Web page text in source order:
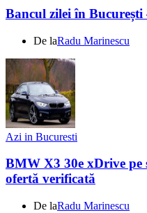
Bancul zilei în București
De laRadu Marinescu
Azi in Bucuresti
BMW X3 30e xDrive pe
ofertă verificată
De laRadu Marinescu